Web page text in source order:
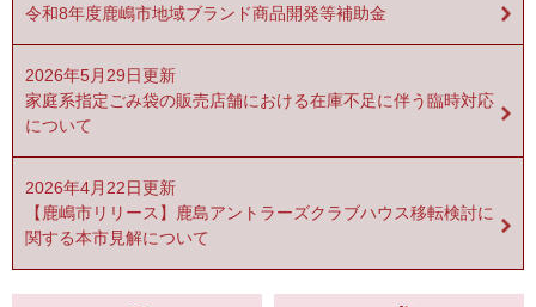
令和8年度鹿嶋市地域ブランド商品開発等補助金
2026年5月29日更新
家庭系指定ごみ袋の販売店舗における在庫不足に伴う臨時対応
について
2026年4月22日更新
【鹿嶋市リリース】鹿島アントラーズクラブハウス移転検討に
関する本市見解について